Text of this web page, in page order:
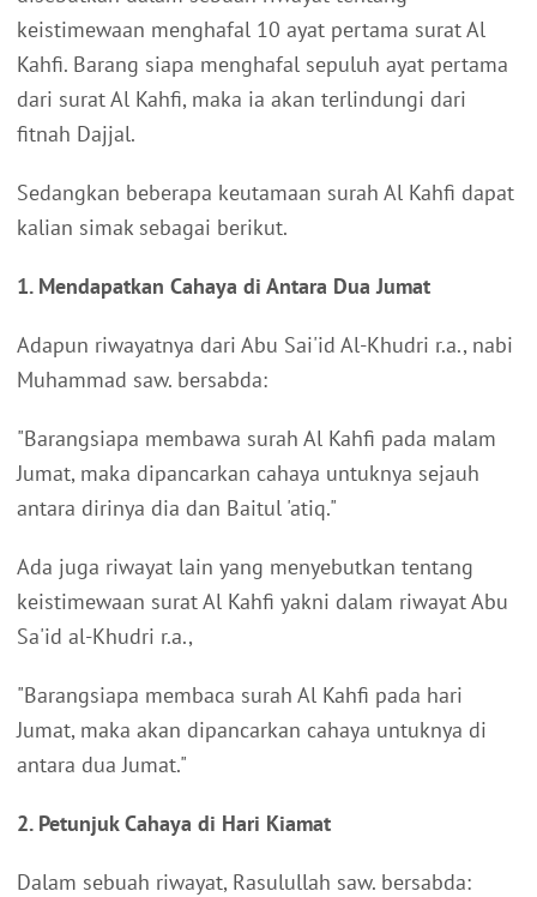
keistimewaan menghafal 10 ayat pertama surat Al
Kahfi. Barang siapa menghafal sepuluh ayat pertama
dari surat Al Kahfi, maka ia akan terlindungi dari
fitnah Dajjal.
Sedangkan beberapa keutamaan surah Al Kahfi dapat
kalian simak sebagai berikut.
1. Mendapatkan Cahaya di Antara Dua Jumat
Adapun riwayatnya dari Abu Sai'id Al-Khudri r.a., nabi
Muhammad saw. bersabda:
"Barangsiapa membawa surah Al Kahfi pada malam
Jumat, maka dipancarkan cahaya untuknya sejauh
antara dirinya dia dan Baitul 'atiq."
Ada juga riwayat lain yang menyebutkan tentang
keistimewaan surat Al Kahfi yakni dalam riwayat Abu
Sa'id al-Khudri r.a.,
"Barangsiapa membaca surah Al Kahfi pada hari
Jumat, maka akan dipancarkan cahaya untuknya di
antara dua Jumat."
2. Petunjuk Cahaya di Hari Kiamat
Dalam sebuah riwayat, Rasulullah saw. bersabda: